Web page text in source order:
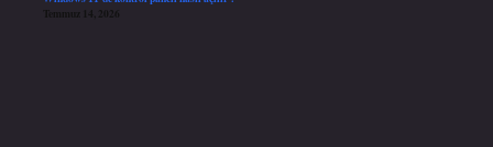
Temmuz 14, 2026